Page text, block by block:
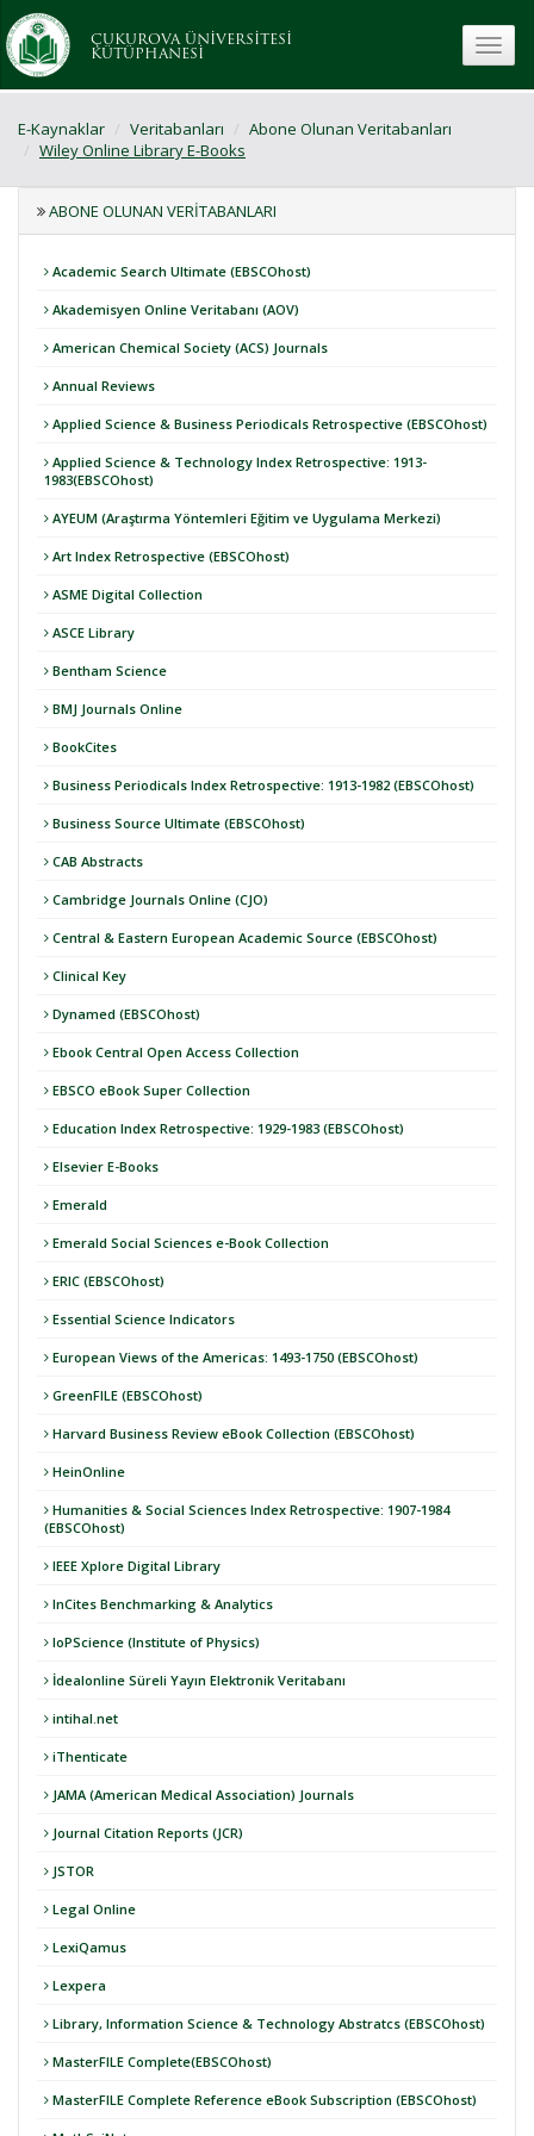
ÇUKUROVA ÜNİVERSİTESİ
KÜTÜPHANESİ
E-Kaynaklar Veritabanları
Abone Olunan Veritabanları
Wiley Online Library E-Books
ABONE OLUNAN VERITABANLARI
Academic Search Ultimate (EBSCOhost)
Akademisyen Online Veritabanı (AOV)
American Chemical Society (ACS) Journals
Annual Reviews
Applied Science & Business Periodicals Retrospective (EBSCOhost)
Applied Science & Technology Index Retrospective: 1913-
1983(EBSCOhost)
AYEUM (Araştırma Yöntemleri Eğitim ve Uygulama Merkezi)
Art Index Retrospective (EBSCOhost)
ASME Digital Collection
ASCE Library
Bentham Science
BMJ Journals Online
BookCites
Business Periodicals Index Retrospective: 1913-1982 (EBSCOhost)
Business Source Ultimate (EBSCOhost)
CAB Abstracts
Cambridge Journals Online (CJO)
Central & Eastern European Academic Source (EBSCOhost)
Clinical Key
Dynamed (EBSCOhost)
Ebook Central Open Access Collection
EBSCO eBook Super Collection
Education Index Retrospective: 1929-1983 (EBSCOhost)
Elsevier E-Books
Emerald
Emerald Social Sciences e-Book Collection
ERIC (EBSCOhost)
Essential Science Indicators
European Views of the Americas: 1493-1750 (EBSCOhost)
GreenFILE (EBSCOhost)
Harvard Business Review eBook Collection (EBSCOhost)
HeinOnline
Humanities & Social Sciences Index Retrospective: 1907-1984
(EBSCOhost)
IEEE Xplore Digital Library
InCites Benchmarking & Analytics
IoPScience (Institute of Physics)
İdealonline Süreli Yayın Elektronik Veritabanı
intihal.net
iThenticate
JAMA (American Medical Association) Journals
Journal Citation Reports (JCR)
JSTOR
Legal Online
LexiQamus
Lexpera
Library, Information Science & Technology Abstratcs (EBSCOhost)
MasterFILE Complete(EBSCOhost)
MasterFILE Complete Reference eBook Subscription (EBSCOhost)